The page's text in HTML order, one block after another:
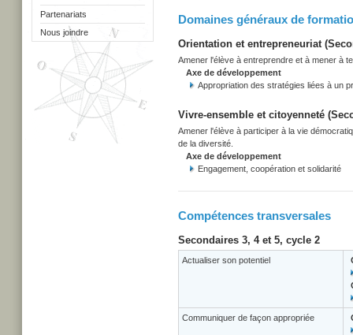
Partenariats
Nous joindre
Domaines généraux de
Orientation et entrepreneuriat
Amener l'élève à entreprendre et à mener à
Axe de développement
Appropriation des stratégies liées à un
Vivre-ensemble et citoyenneté
Amener l'élève à participer à la vie
de la diversité.
Axe de développement
Engagement, coopération et solidarité
Compétences transversales
Secondaires 3, 4 et 5, cycle 2
Actualiser son potentiel
Communiquer de façon appropriée